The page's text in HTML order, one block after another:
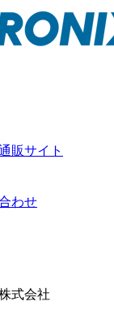
販サイト
わせ
式会社